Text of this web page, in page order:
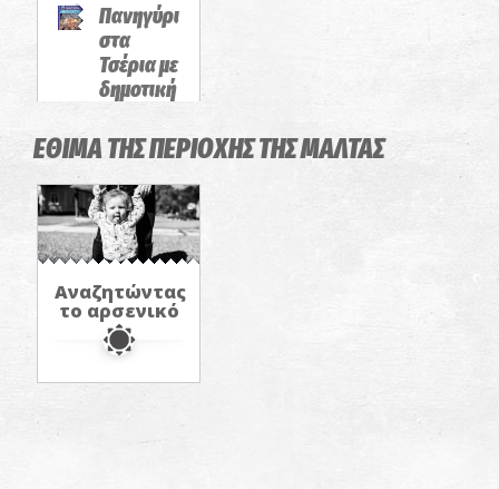
Πανηγύρι
στα
Τσέρια με
δημοτική
μουσική
ΕΘΙΜΑ ΤΗΣ ΠΕΡΙΟΧΗΣ ΤΗΣ ΜΑΛΤΑΣ
Αναζητώντας
το αρσενικό